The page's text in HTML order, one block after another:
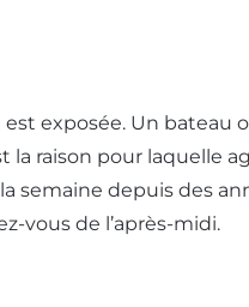
exposée. Un bateau
la raison pour laquelle
semaine depuis des
vous de l’après-midi.